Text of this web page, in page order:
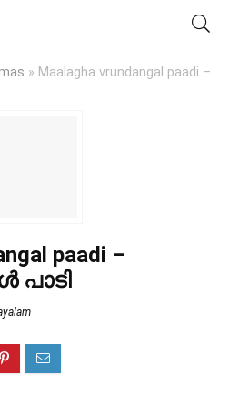
» Maalagha vrundangal paadi –
paadi –
പാടി